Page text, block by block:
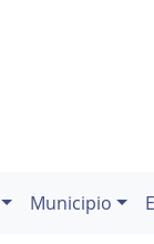
Municipio